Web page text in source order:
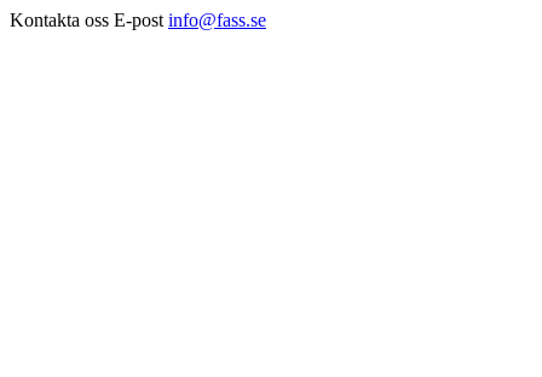
Kontakta oss E-post info@fass.se